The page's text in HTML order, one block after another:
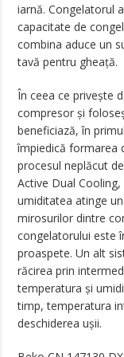
iarnă. Congelatorul
capacitate de
combina aduce un
tavă pentru gheață.
În ceea ce privește
compresor și
beneficiază, în
împiedică formarea
procesul neplăcut
Active Dual
umiditatea atinge
mirosurilor dintre
congelatorului este
proaspete. Un alt
răcirea prin
temperatura și
timp, temperatura
deschiderea ușii.